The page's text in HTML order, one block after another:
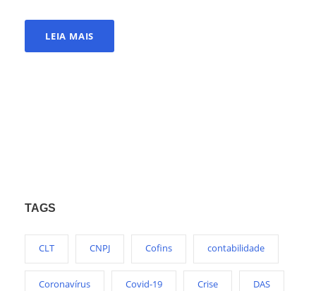
LEIA MAIS
TAGS
CLT CNPJ Cofins contabilidade
Coronavírus Covid-19 Crise DAS